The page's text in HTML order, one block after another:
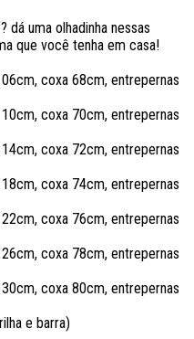
dá uma olhadinha nessas
que você tenha em casa!
coxa 68cm, entrepernas
coxa 70cm, entrepernas
coxa 72cm, entrepernas
coxa 74cm, entrepernas
coxa 76cm, entrepernas
coxa 78cm, entrepernas
coxa 80cm, entrepernas
e barra)